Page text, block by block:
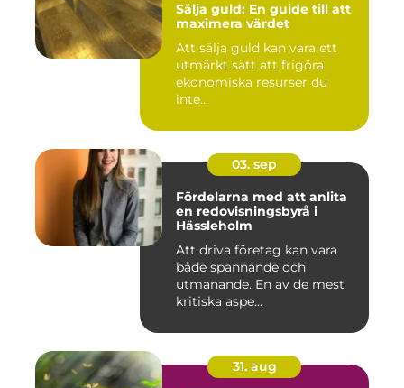
Sälja guld: En guide till att
maximera värdet
Att sälja guld kan vara ett
utmärkt sätt att frigöra
ekonomiska resurser du
inte...
03. sep
Fördelarna med att anlita
en redovisningsbyrå i
Hässleholm
Att driva företag kan vara
både spännande och
utmanande. En av de mest
kritiska aspe...
31. aug